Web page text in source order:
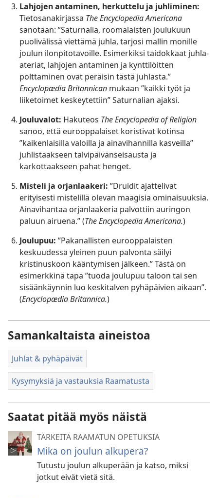
Lahjojen antaminen, herkuttelu ja juhliminen:
Tietosanakirjassa The Encyclopedia Americana
sanotaan: ”Saturnalia, roomalaisten joulukuun
puolivälissä viettämä juhla, tarjosi mallin monille
joulun ilonpitotavoille. Esimerkiksi taidokkaat juhla-
ateriat, lahjojen antaminen ja kynttilöitten
polttaminen ovat peräisin tästä juhlasta.”
Encyclopædia Britannican mukaan ”kaikki työt ja
liiketoimet keskeytettiin” Saturnalian ajaksi.
Jouluvalot: Hakuteos The Encyclopedia of Religion
sanoo, että eurooppalaiset koristivat kotinsa
”kaikenlaisilla valoilla ja ainavihannilla kasveilla”
juhlistaakseen talvipäivänseisausta ja
karkottaakseen pahat henget.
Misteli ja orjanlaakeri: ”Druidit ajattelivat
erityisesti mistelillä olevan maagisia ominaisuuksia.
Ainavihantaa orjanlaakeria palvottiin auringon
paluun airuena.” (The Encyclopedia Americana.)
Joulupuu: ”Pakanallisten eurooppalaisten
keskuudessa yleinen puun palvonta säilyi
kristinuskoon kääntymisen jälkeen.” Tästä on
esimerkkinä tapa ”tuoda joulupuu taloon tai sen
sisäänkäynnin luo keskitalven pyhäpäivien aikaan”.
(Encyclopædia Britannica.)
Samankaltaista aineistoa
Juhlat & pyhäpäivät
Kysymyksiä ja vastauksia Raamatusta
Saatat pitää myös näistä
TÄRKEITÄ RAAMATUN OPETUKSIA
Mikä on joulun alkuperä?
Tutustu joulun alkuperään ja katso, miksi
jotkut eivät vietä sitä.